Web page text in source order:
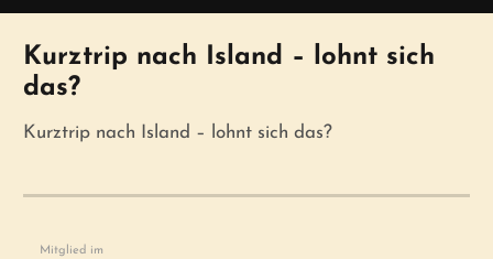
Kurztrip nach Island – lohnt sich
das?
Kurztrip nach Island – lohnt sich das?
Mitglied im